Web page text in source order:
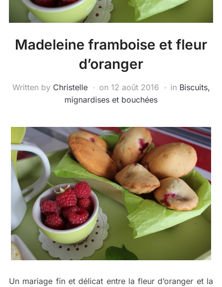
Madeleine framboise et fleur
d’oranger
Written by Christelle on 12 août 2016 in Biscuits,
mignardises et bouchées
Un mariage fin et délicat entre la fleur d’oranger et la